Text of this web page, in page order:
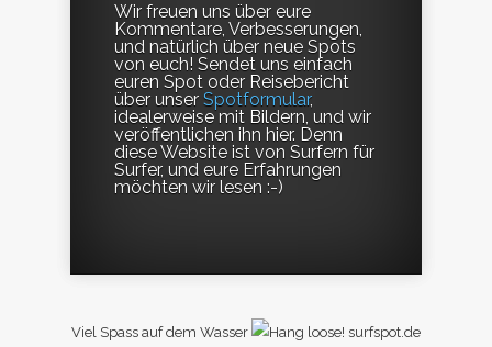
Wir freuen uns über eure
Kommentare, Verbesserungen,
und natürlich über neue Spots
von euch! Sendet uns einfach
euren Spot oder Reisebericht
über unser Spotformular,
idealerweise mit Bildern, und wir
veröffentlichen ihn hier. Denn
diese Website ist von Surfern für
Surfer, und eure Erfahrungen
möchten wir lesen :-)
Viel Spass auf dem Wasser surfspot.de